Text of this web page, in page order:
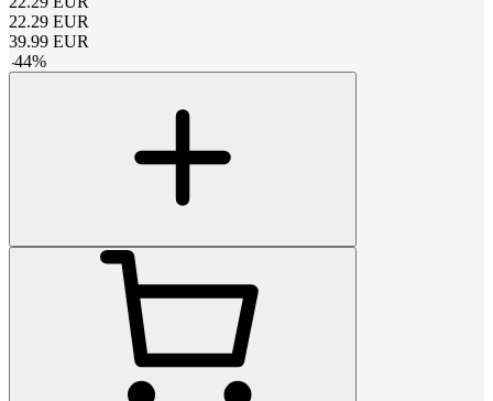
22.29 EUR
39.99 EUR
-44%